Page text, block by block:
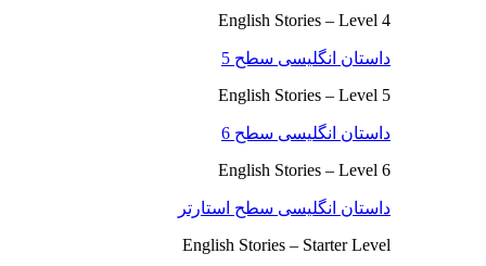
English Stories – Level 4
داستان انگلیسی سطح 5
English Stories – Level 5
داستان انگلیسی سطح 6
English Stories – Level 6
داستان انگلیسی سطح استارتر
English Stories – Starter Level